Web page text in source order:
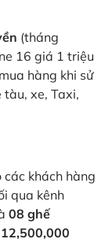
(tháng
16 giá 1 triệu
hàng khi sử
xe, Taxi,
khách hàng
qua kênh
08 ghế